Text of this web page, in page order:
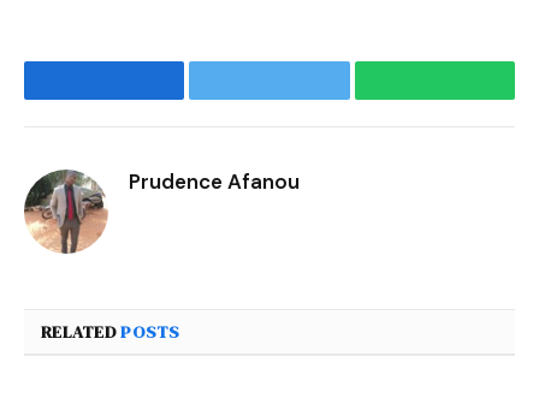
Facebook Twitter WhatsApp
Prudence Afanou
RELATEDPOSTS